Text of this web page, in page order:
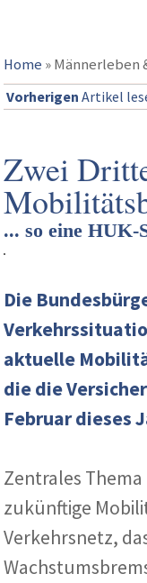
Home »Männerleben
Vorherigen Artikel
Zwei
... so eine HUK-
Die
aktuelle
die die
Februar dieses
Zentrales
zukünftige
Verkehrsnetz,